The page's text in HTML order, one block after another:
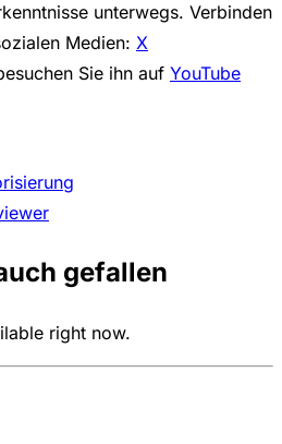
unterwegs. Verbinden
Medien: X
Sie ihn auf YouTube
gefallen
right now.